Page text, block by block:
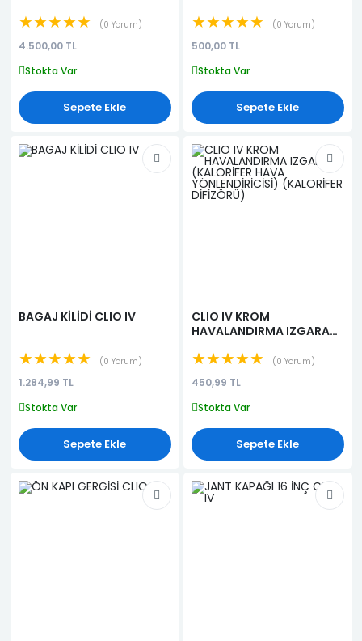
★★★★★ 0 Yorum
4.500,00 TL
Stokta Var
Sepete Ekle
★★★★★ 0 Yorum
500,00 TL
Stokta Var
Sepete Ekle
BAGAJ KİLİDİ CLIO IV
★★★★★ 0 Yorum
1.284,99 TL
Stokta Var
Sepete Ekle
CLIO IV KROM
HAVALANDIRMA IZGARASI
YÖNLENDİRİCİSİ)
(KALORİFER DİFİZÖRÜ)
★★★★★ 0 Yorum
450,99 TL
Stokta Var
Sepete Ekle